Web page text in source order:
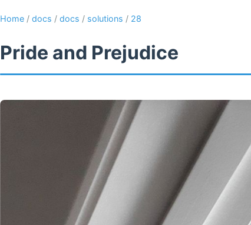
Home / docs / docs / solutions / 28
Pride and Prejudice